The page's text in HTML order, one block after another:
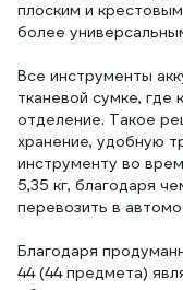
плоским и
более
Все инструменты
тканевой сумке,
отделение. Такое
хранение, удобную
инструменту во
5,35 кг, благодаря
перевозить в
Благодаря
44 (44 предмета)